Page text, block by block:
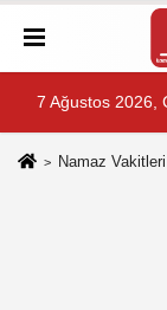
7 Ağustos 2026,
Namaz Vakitleri